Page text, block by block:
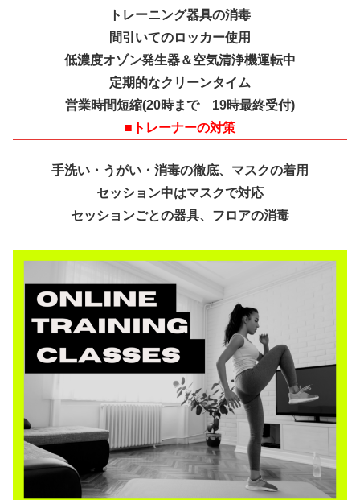
トレーニング器具の消毒
間引いてのロッカー使用
低濃度オゾン発生器＆空気清浄機運転中
定期的なクリーンタイム
営業時間短縮(20時まで 19時最終受付)
■ トレーナーの対策
手洗い・うがい・消毒の徹底、マスクの着用
セッション中はマスクで対応
セッションごとの器具、フロアの消毒